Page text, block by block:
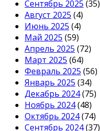
Сентябрь 2025 (35)
Август 2025 (4)
Июнь 2025 (4)
Май 2025 (59)
Апрель 2025 (72)
Март 2025 (64)
Февраль 2025 (56)
Январь 2025 (34)
Декабрь 2024(75)
Ноябрь 2024(48)
Октябрь 2024(74)
Сентябрь 2024(37)